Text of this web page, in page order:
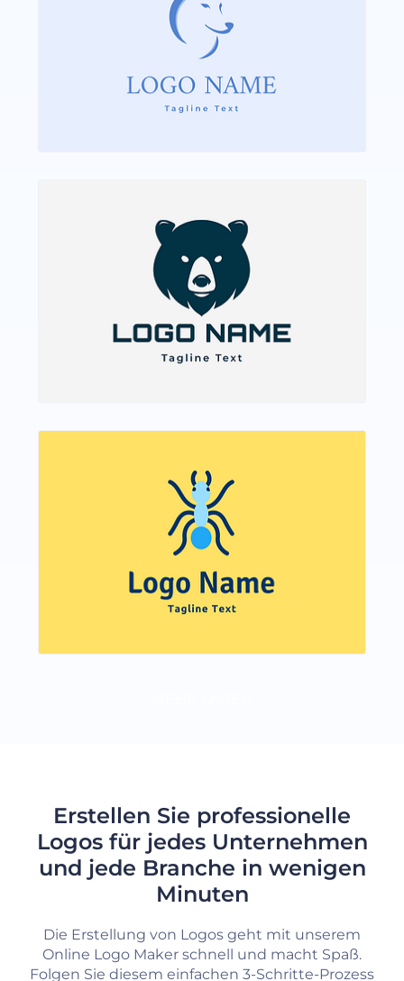
Erstellen Sie professionelle
Logos für jedes Unternehmen
und jede Branche in wenigen
Minuten
Die Erstellung von Logos geht mit unserem
Online Logo Maker schnell und macht Spaß.
Folgen Sie diesem einfachen 3-Schritte-Prozess